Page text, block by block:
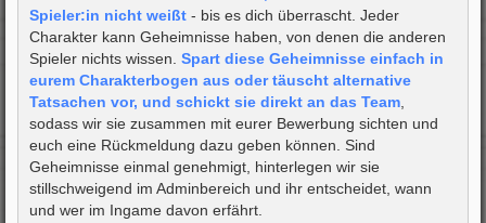
Spieler:in nicht weißt - bis es dich überrascht. Jeder
Charakter kann Geheimnisse haben, von denen die anderen
Spieler nichts wissen. Spart diese Geheimnisse einfach in
eurem Charakterbogen aus oder täuscht alternative
Tatsachen vor, und schickt sie direkt an das Team
sodass wir sie zusammen mit eurer Bewerbung sichten und
euch eine Rückmeldung dazu geben können. Sind
Geheimnisse einmal genehmigt, hinterlegen wir sie
stillschweigend im Adminbereich und ihr entscheidet, wann
und wer im Ingame davon erfährt.